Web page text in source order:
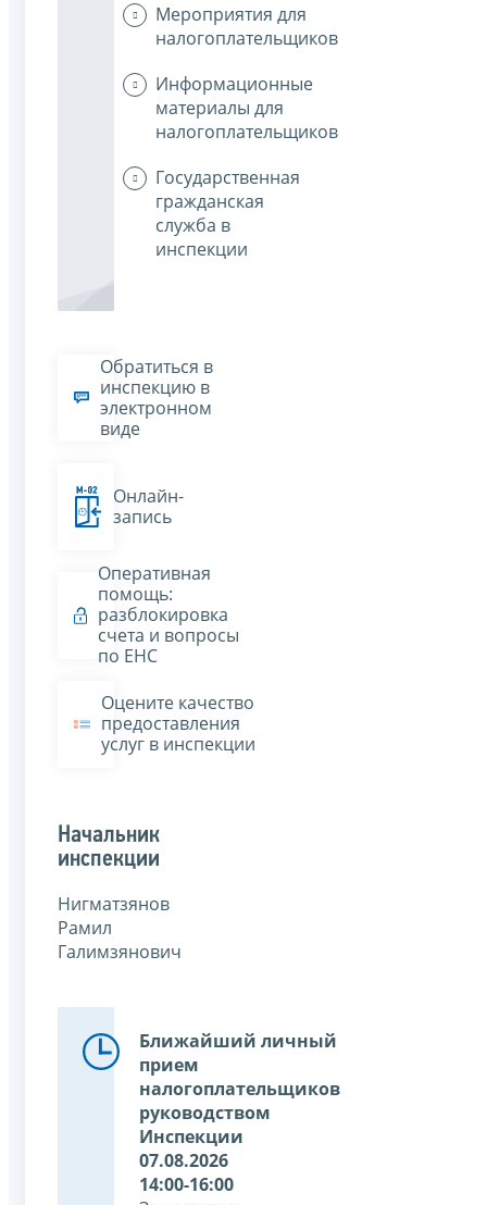
Мероприятия для
налогоплательщиков
Информационные
материалы для
налогоплательщиков
Государственная
гражданская
служба в
инспекции
Обратиться в
инспекцию в
электронном
виде
Онлайн-
запись
Оперативная
помощь:
разблокировка
счета и вопросы
по ЕНС
Оцените качество
предоставления
услуг в инспекции
Начальник
инспекции
Нигматзянов
Рамил
Галимзянович
Ближайший личный
прием
налогоплательщиков
руководством
Инспекции
07.08.2026
14:00-16:00